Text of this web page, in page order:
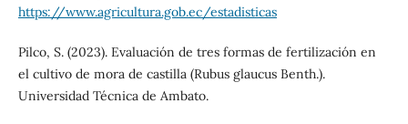
https://www.agricultura.gob.ec/estadisticas
Pilco, S. (2023). Evaluación de tres formas de fertilización en
el cultivo de mora de castilla (Rubus glaucus Benth.).
Universidad Técnica de Ambato.